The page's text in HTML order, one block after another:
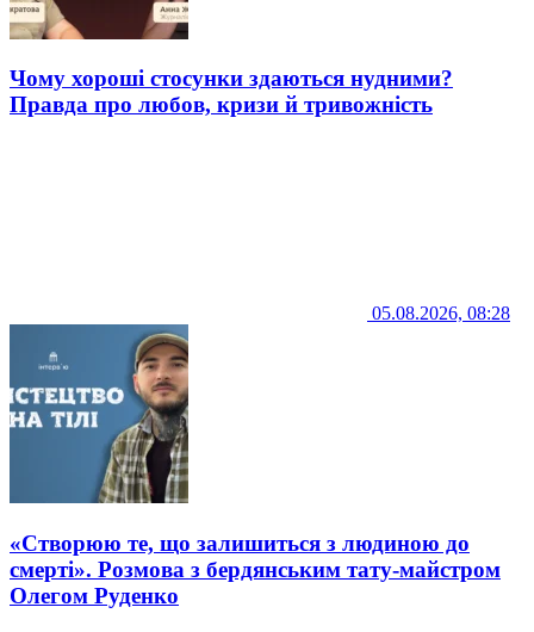
Чому хороші стосунки здаються нудними?
Правда про любов, кризи й тривожність
05.08.2026, 08:28
«Створюю те, що залишиться з людиною до
смерті». Розмова з бердянським тату-майстром
Олегом Руденко